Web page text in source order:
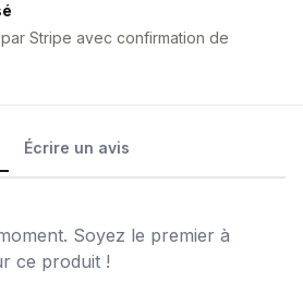
Stripe avec confirmation de
Écrire un avis
Soyez le premier à
ce produit !